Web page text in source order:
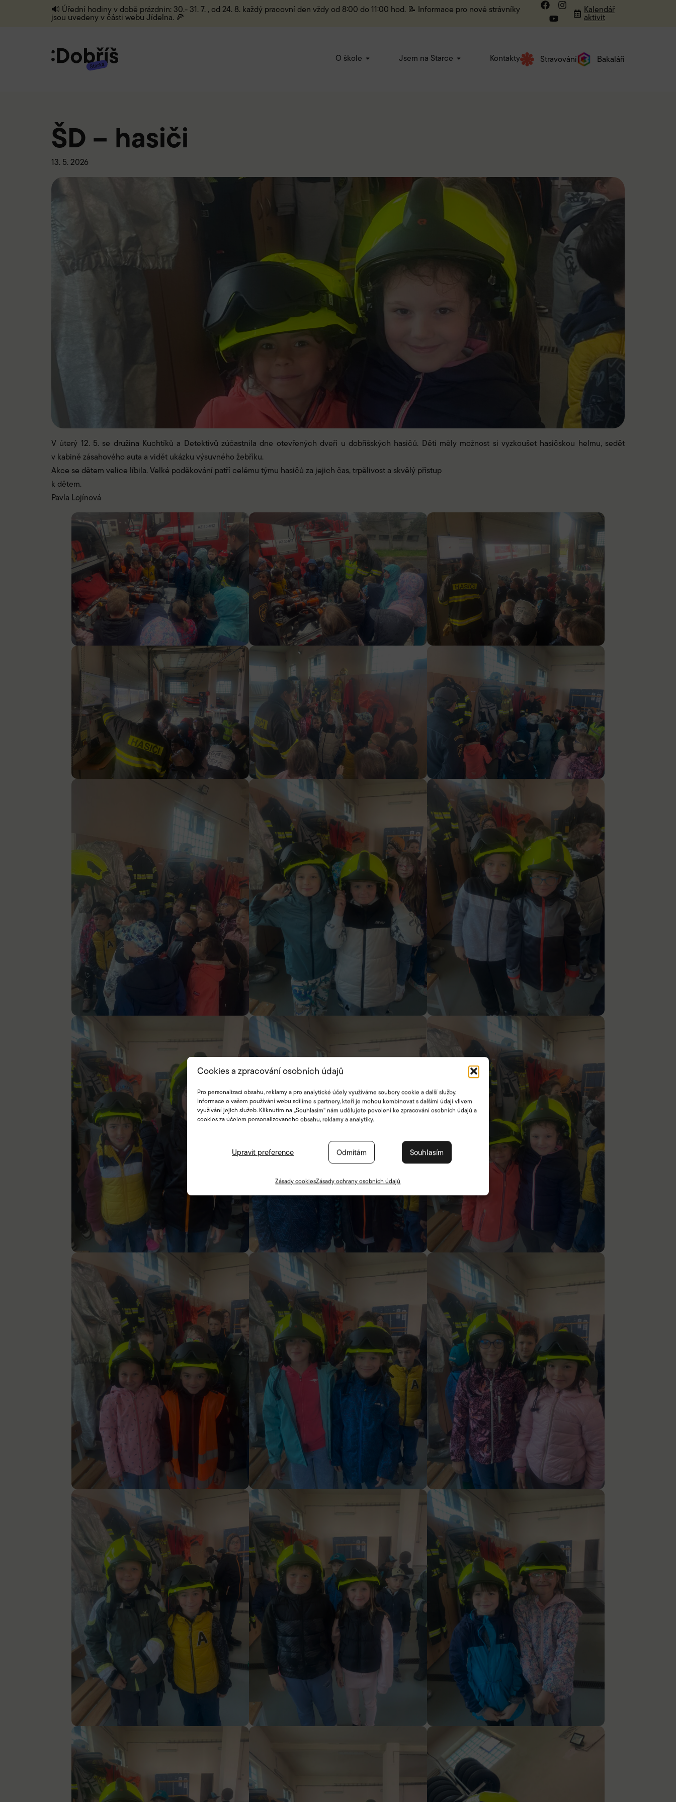
Cookies a zpracování osobních údajů
Pro personalizaci obsahu, reklamy a pro analytické účely využíváme soubory cookie a další služby.
Informace o vašem používání webu sdílíme s partnery, kteří je mohou kombinovat s dalšími údaji vlivem
využívání jejich služeb. Kliknutím na „Souhlasím“ nám udělujete povolení ke zpracování osobních údajů a
cookies za účelem personalizovaného obsahu, reklamy a analytiky.
Souhlasím
Odmítám
Upravit preference
Zásady cookiesZásady ochrany osobních údajů
🔊 Úřední hodiny v době prázdnin: 30.- 31. 7. , od 24. 8. každý pracovní den vždy od 8:00 do 11:00 hod. 📝 Informace pro nové strávníky
jsou uvedeny v části webu Jídelna. 🍕
Kalendář
aktivit
O škole Jsem na Starce Kontakty Stravování Bakaláři
ŠD – hasiči
13. 5. 2026
V úterý 12. 5. se družina Kuchtíků a Detektivů zúčastnila dne otevřených dveří u dobříšských hasičů. Děti měly možnost si vyzkoušet hasičskou helmu, sedět
v kabině zásahového auta a vidět ukázku výsuvného žebříku.
Akce se dětem velice líbila. Velké poděkování patří celému týmu hasičů za jejich čas, trpělivost a skvělý přístup
k dětem.
Pavla Lojínová